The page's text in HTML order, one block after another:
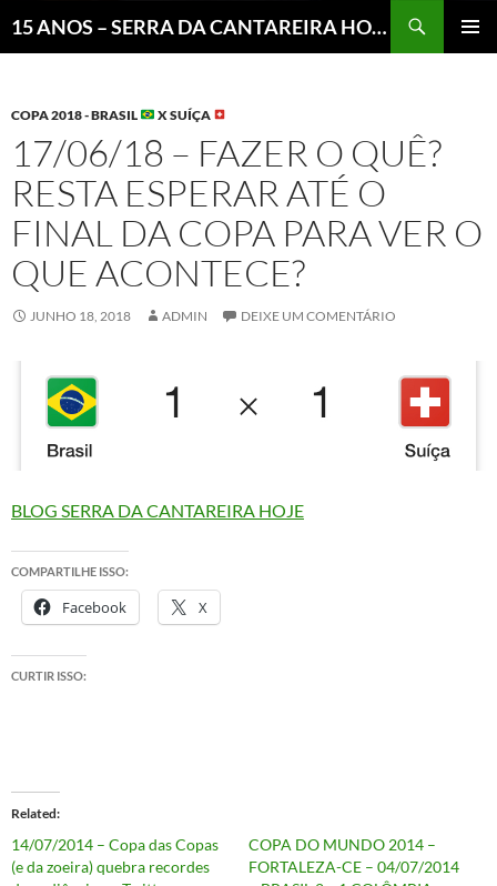
15 ANOS – SERRA DA CANTAREIRA HOJE E COTIDIANO DO BRASIL E DO MUNDO
COPA 2018 - BRASIL X SUÍÇA
17/06/18 – FAZER O QUÊ?
RESTA ESPERAR ATÉ O
FINAL DA COPA PARA VER O
QUE ACONTECE?
JUNHO 18, 2018 ADMIN DEIXE UM COMENTÁRIO
BLOG SERRA DA CANTAREIRA HOJE
COMPARTILHE ISSO:
Facebook X
CURTIR ISSO:
Related
14/07/2014 – Copa das Copas
(e da zoeira) quebra recordes
COPA DO MUNDO 2014 –
FORTALEZA-CE – 04/07/2014